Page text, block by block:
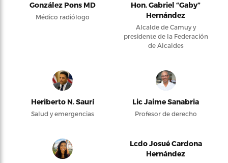
González Pons MD
Médico radiólogo
Hon. Gabriel “Gaby”
Hernández
Alcalde de Camuy y
presidente de la Federación
de Alcaldes
Heriberto N. Saurí
Salud y emergencias
Lic Jaime Sanabria
Profesor de derecho
Lcdo Josué Cardona
Hernández